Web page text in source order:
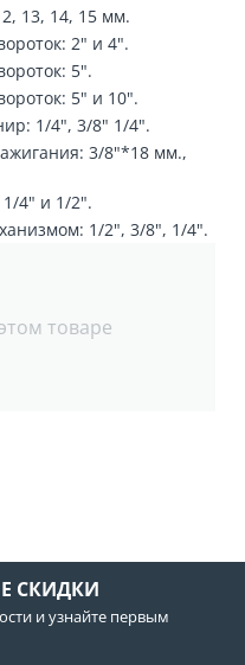
13, 14, 15 мм.
2" и 4".
5".
5" и 10".
1/4", 3/8" 1/4".
3/8"*18 мм.,
4" и 1/2".
1/2", 3/8", 1/4".
товаре
СКИДКИ
и узнайте первым